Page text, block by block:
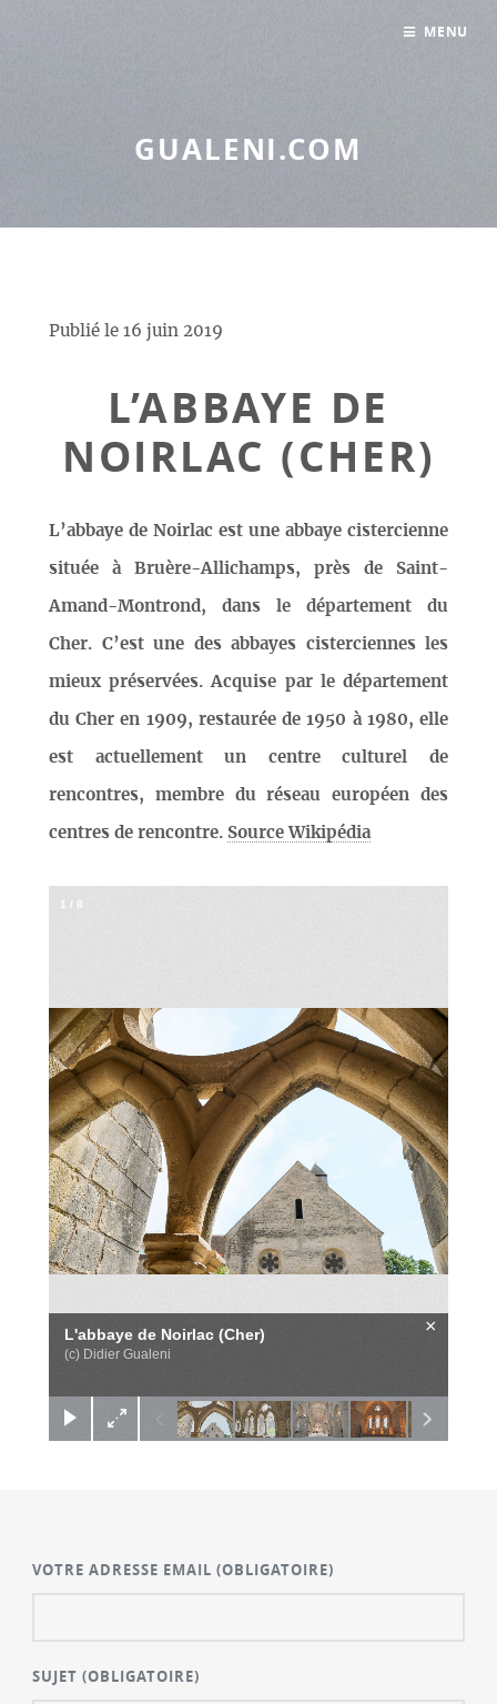
GUALENI.COM
Publié le 16 juin 2019
L’ABBAYE DE
NOIRLAC (CHER)
L’abbaye de Noirlac est une abbaye cistercienne
située à Bruère-Allichamps, près de Saint-
Amand-Montrond, dans le département du
Cher. C’est une des abbayes cisterciennes les
mieux préservées. Acquise par le département
du Cher en 1909, restaurée de 1950 à 1980, elle
est actuellement un centre culturel de
rencontres, membre du réseau européen des
centres de rencontre. Source Wikipédia
L'abbaye de Noirlac (Cher)
(c) Didier Gualeni
×
1 / 8
VOTRE ADRESSE EMAIL(OBLIGATOIRE)
SUJET(OBLIGATOIRE)
MENU